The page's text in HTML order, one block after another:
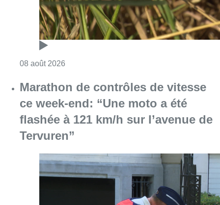
08 août 2026
Marathon de contrôles de vitesse
ce week-end: “Une moto a été
flashée à 121 km/h sur l’avenue de
Tervuren”